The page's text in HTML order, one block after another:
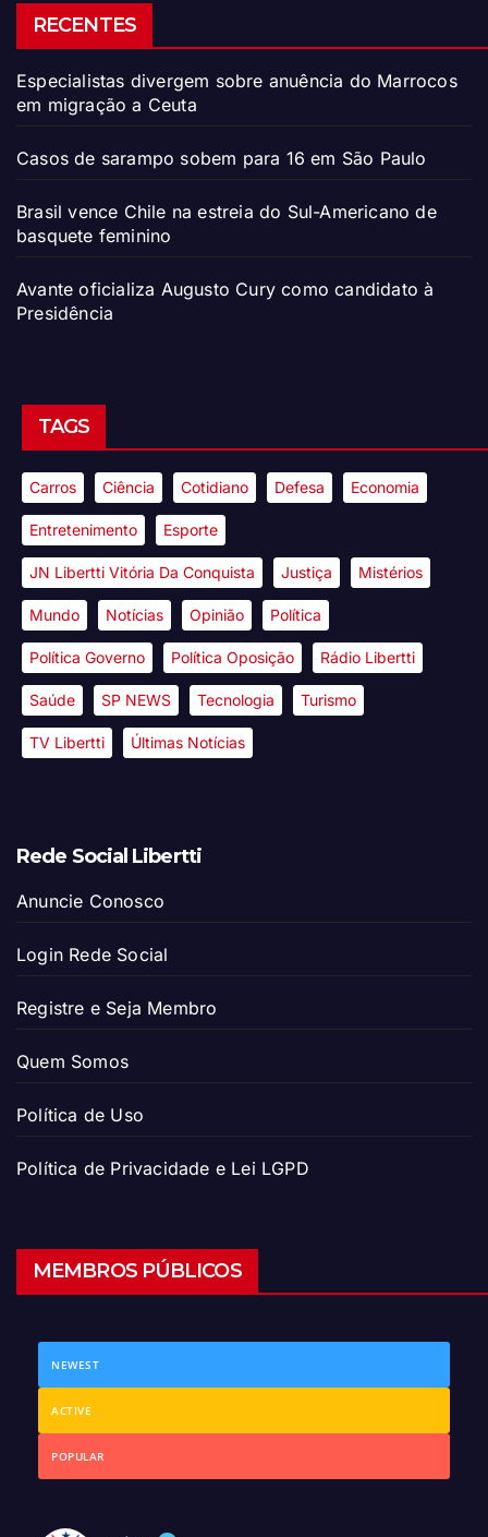
RECENTES
Especialistas divergem sobre anuência do Marrocos
em migração a Ceuta
Casos de sarampo sobem para 16 em São Paulo
Brasil vence Chile na estreia do Sul-Americano de
basquete feminino
Avante oficializa Augusto Cury como candidato à
Presidência
TAGS
Carros Ciência Cotidiano Defesa Economia
Entretenimento Esporte
JN Libertti Vitória Da Conquista Justiça Mistérios
Mundo Notícias Opinião Política
Política Governo Política Oposição Rádio Libertti
Saúde SP NEWS Tecnologia Turismo
TV Libertti Últimas Notícias
Rede Social Libertti
Anuncie Conosco
Login Rede Social
Registre e Seja Membro
Quem Somos
Política de Uso
Política de Privacidade e Lei LGPD
MEMBROS PÚBLICOS
NEWEST
ACTIVE
POPULAR